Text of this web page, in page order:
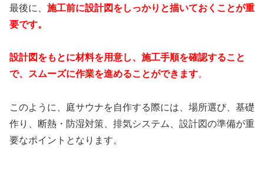
最後に、 施工前に設計図をしっかりと描いておくことが重
要です。
設計図をもとに材料を用意し、施工手順を確認すること
で、スムーズに作業を進めることができます。
このように、庭サウナを自作する際には、場所選び、基礎
作り、断熱・防湿対策、排気システム、設計図の準備が重
要なポイントとなります。